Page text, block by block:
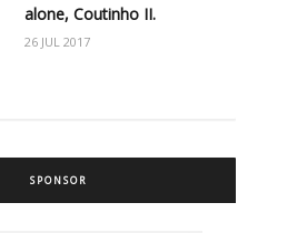
alone, Coutinho II.
26 JUL 2017
SPONSOR